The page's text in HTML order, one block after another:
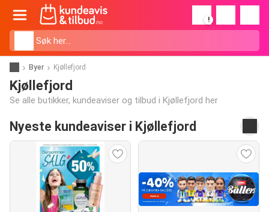
!
Byer Kjøllefjord
Kjøllefjord
Se alle butikker, kundeaviser og tilbud i Kjøllefjord her
Nyeste kundeaviser i Kjøllefjord